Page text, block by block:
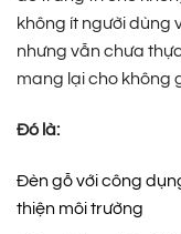
không ít người dùng
nhưng vẫn chưa
mang lại cho không
Đó là:
Đèn gỗ với công
thiện môi trường